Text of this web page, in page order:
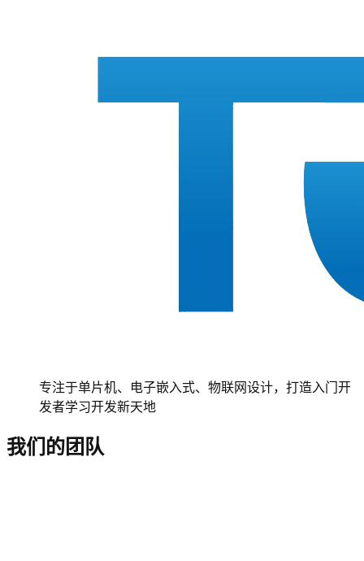
专注于单片机、电子嵌入式、物联网设计，打造入门开
发者学习开发新天地
我们的团队